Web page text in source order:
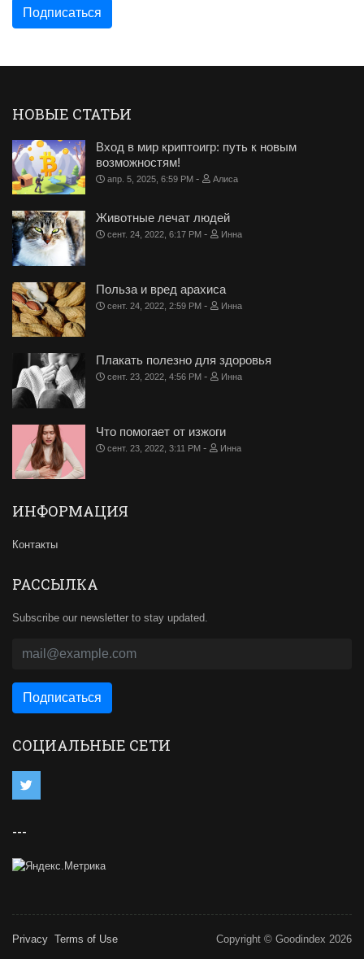
НОВЫЕ СТАТЬИ
Вход в мир криптоигр: путь к новым
возможностям!
апр. 5, 2025, 6:59 PM - Алиса
Животные лечат людей
сент. 24, 2022, 6:17 PM - Инна
Польза и вред арахиса
сент. 24, 2022, 2:59 PM - Инна
Плакать полезно для здоровья
сент. 23, 2022, 4:56 PM - Инна
Что помогает от изжоги
сент. 23, 2022, 3:11 PM - Инна
ИНФОРМАЦИЯ
Контакты
РАССЫЛКА
Subscribe our newsletter to stay updated.
СОЦИАЛЬНЫЕ СЕТИ
---
Privacy Terms of Use Copyright © Goodindex 2026